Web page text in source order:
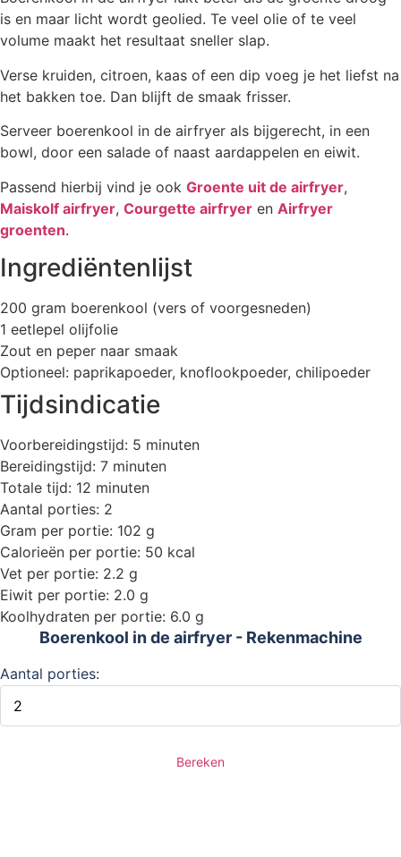
is en maar licht wordt geolied. Te veel olie of te veel
volume maakt het resultaat sneller slap.
Verse kruiden, citroen, kaas of een dip voeg je het liefst na
het bakken toe. Dan blijft de smaak frisser.
Serveer boerenkool in de airfryer als bijgerecht, in een
bowl, door een salade of naast aardappelen en eiwit.
Passend hierbij vind je ook Groente uit de airfryer,
Maiskolf airfryer, Courgette airfryer en Airfryer
groenten.
Ingrediëntenlijst
200 gram boerenkool (vers of voorgesneden)
1 eetlepel olijfolie
Zout en peper naar smaak
Optioneel: paprikapoeder, knoflookpoeder, chilipoeder
Tijdsindicatie
Voorbereidingstijd: 5 minuten
Bereidingstijd: 7 minuten
Totale tijd: 12 minuten
Aantal porties: 2
Gram per portie: 102 g
Calorieën per portie: 50 kcal
Vet per portie: 2.2 g
Eiwit per portie: 2.0 g
Koolhydraten per portie: 6.0 g
Boerenkool in de airfryer - Rekenmachine
Aantal porties:
Bereken